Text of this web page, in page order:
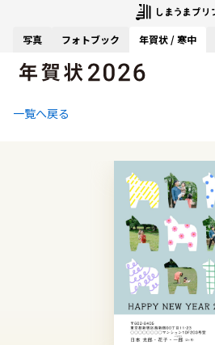
写真 フォトブック 年賀状 / 寒中
一覧へ戻る